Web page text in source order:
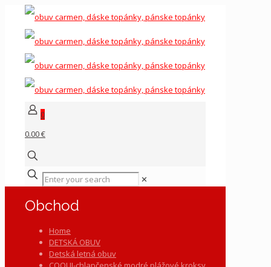
0
0.00 €
✕
Obchod
Home
DETSKÁ OBUV
Detská letná obuv